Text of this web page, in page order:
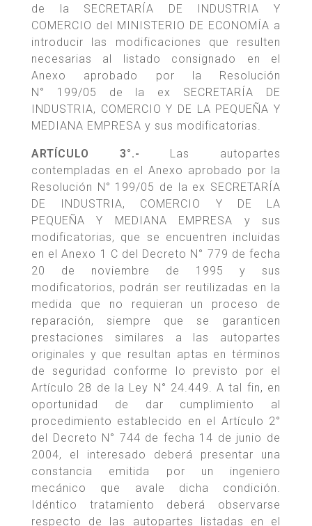
de la SECRETARÍA DE INDUSTRIA Y
COMERCIO del MINISTERIO DE ECONOMÍA a
introducir las modificaciones que resulten
necesarias al listado consignado en el
Anexo aprobado por la Resolución
N° 199/05 de la ex SECRETARÍA DE
INDUSTRIA, COMERCIO Y DE LA PEQUEÑA Y
MEDIANA EMPRESA y sus modificatorias.
ARTÍCULO 3°.- Las autopartes
contempladas en el Anexo aprobado por la
Resolución N° 199/05 de la ex SECRETARÍA
DE INDUSTRIA, COMERCIO Y DE LA
PEQUEÑA Y MEDIANA EMPRESA y sus
modificatorias, que se encuentren incluidas
en el Anexo 1 C del Decreto N° 779 de fecha
20 de noviembre de 1995 y sus
modificatorios, podrán ser reutilizadas en la
medida que no requieran un proceso de
reparación, siempre que se garanticen
prestaciones similares a las autopartes
originales y que resultan aptas en términos
de seguridad conforme lo previsto por el
Artículo 28 de la Ley N° 24.449. A tal fin, en
oportunidad de dar cumplimiento al
procedimiento establecido en el Artículo 2°
del Decreto N° 744 de fecha 14 de junio de
2004, el interesado deberá presentar una
constancia emitida por un ingeniero
mecánico que avale dicha condición.
Idéntico tratamiento deberá observarse
respecto de las autopartes listadas en el